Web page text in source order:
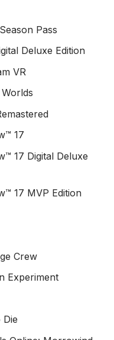
Pass
Deluxe Edition
VR
17
17 Digital Deluxe
17 MVP Edition
Crew
Experiment
Die